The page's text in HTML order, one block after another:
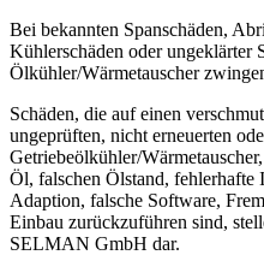
Bei bekannten Spanschäden,
Kühlerschäden oder ungeklärter
Ölkühler/Wärmetauscher
Schäden, die auf einen
ungeprüften, nicht erneuerten
Getriebeölkühler/
Öl, falschen Ölstand, fehlerhafte
Adaption, falsche Software,
Einbau zurückzuführen sind,
SELMAN GmbH dar.